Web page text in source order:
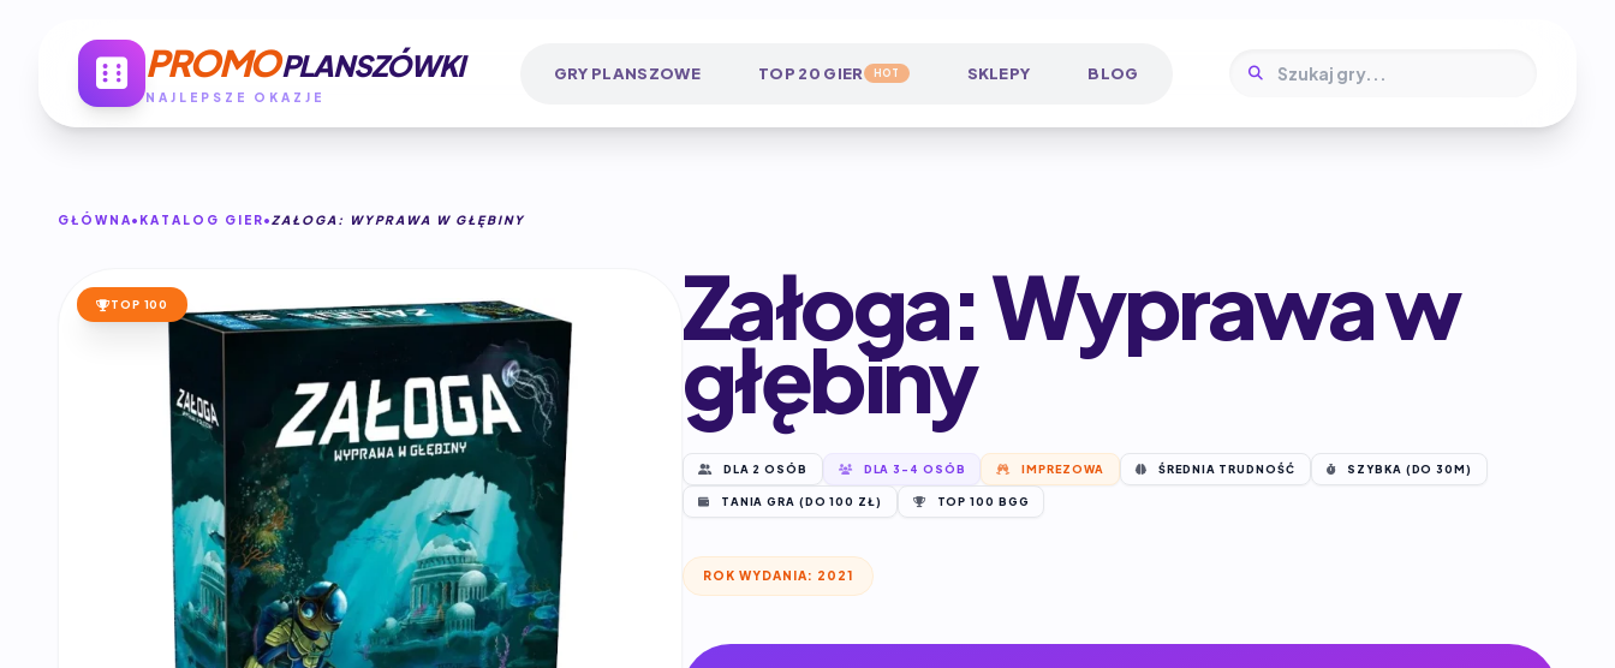
PROMOPLANSZÓWKI
NAJLEPSZE OKAZJE
GRY PLANSZOWE TOP 20 GIER HOT SKLEPY BLOG
GŁÓWNA KATALOG GIER ZAŁOGA: WYPRAWA W GŁĘBINY
TOP 100 Załoga: Wyprawa w
głębiny
DLA 2 OSÓB DLA 3-4 OSÓB IMPREZOWA ŚREDNIA TRUDNOŚĆ SZYBKA (DO 30M)
TANIA GRA (DO 100 ZŁ) TOP 100 BGG
ROK WYDANIA: 2021